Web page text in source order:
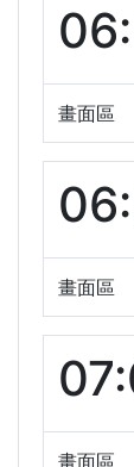
畫面區
畫面區
畫面區